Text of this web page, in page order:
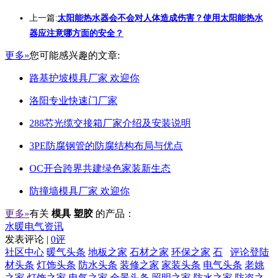
上一篇:太阳能热水器会不会对人体造成伤害？使用太阳能热水
器应注意哪方面的安全？
更多»您可能感兴趣的文章:
路基护坡模具厂家 欢迎你
洛阳专业快速门厂家
288芯光缆交接箱厂家介绍及安装说明
3PE防腐钢管的防腐结构布局与优点
OC开合跨界共建绿色家装新生态
防撞墙模具厂家 欢迎你
更多»有关 模具 塑胶 的产品：
水暖电气资讯
发表评论 | 0评
评论登陆
社区中心 暖气头条 地板之家 石材之家 环保之家 石
材头条 灯饰头条 防水头条 装修之家 家装头条 电气头条 老姚